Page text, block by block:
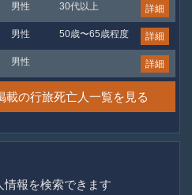
男性 30代以上 詳細
男性 50歳〜65歳程度 詳細
男性 詳細
載の行旅死亡人一覧を見る
情報を検索できます